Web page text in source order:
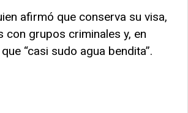
afirmó que conserva su visa,
con grupos criminales y, en
“casi sudo agua bendita”.